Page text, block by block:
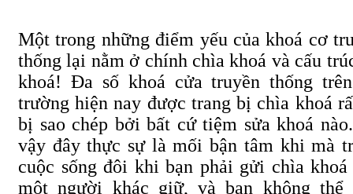
Một trong những điểm yếu của khoá cơ
thống lại nằm ở chính chìa khoá và cấu
khoá! Đa số khoá cửa truyền thống
trường hiện nay được trang bị chìa khoá
bị sao chép bởi bất cứ tiệm sửa khoá
vậy đây thực sự là mối bận tâm khi mà
cuộc sống đôi khi bạn phải gửi chìa khoá
một người khác giữ, và bạn không thể